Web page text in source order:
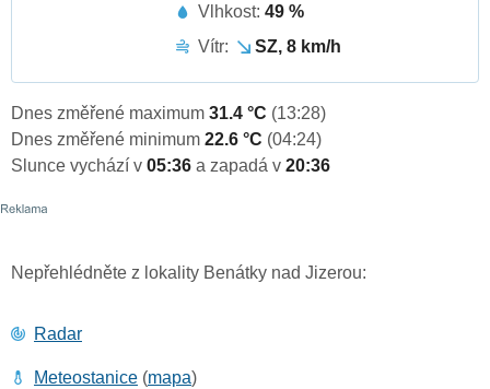
Vlhkost: 49 %
Vítr:
SZ, 8 km/h
Dnes změřené maximum 31.4 °C (13:28)
Dnes změřené minimum 22.6 °C (04:24)
Slunce vychází v 05:36 a zapadá v 20:36
Nepřehlédněte z lokality Benátky nad Jizerou:
Radar
Meteostanice (mapa)